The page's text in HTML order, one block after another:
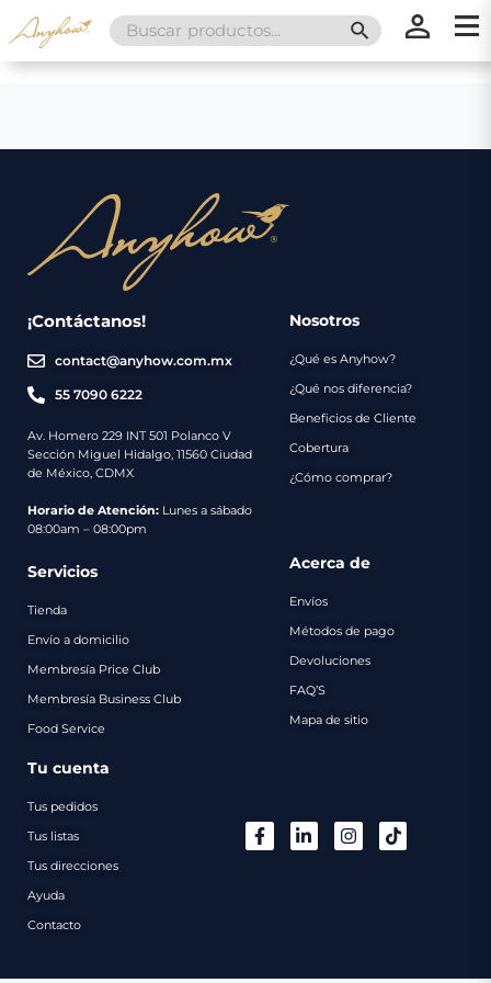
Search
for:
SEARCH
¡Contáctanos!
contact@anyhow.com.mx
55 7090 6222
Av. Homero 229 INT 501 Polanco V
Sección Miguel Hidalgo, 11560 Ciudad
de México, CDMX
Horario de Atención: Lunes a sábado
08:00am – 08:00pm
Nosotros
¿Qué es Anyhow?
¿Qué nos diferencia?
Beneficios de Cliente
Cobertura
¿Cómo comprar?
Servicios
Tienda
Envío a domicilio
Membresía Price Club
Membresía Business Club
Food Service
Acerca de
Envíos
Métodos de pago
Devoluciones
FAQ’S
Mapa de sitio
Tu cuenta
Tus pedidos
Tus listas
Tus direcciones
Ayuda
Contacto
Nosotros
Servicios
Envíos
Métodos
de
Catálogo
Regalos
Contacto